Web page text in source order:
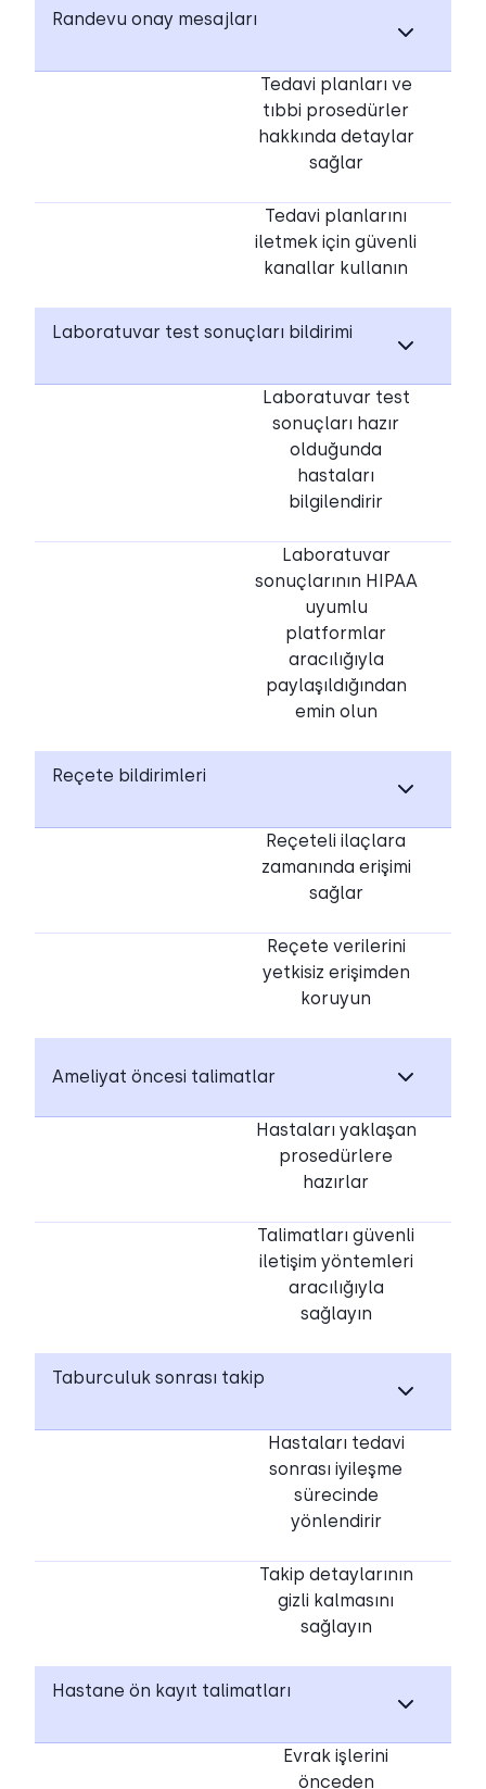
Randevu onay mesajları
Tedavi planları ve
tıbbi prosedürler
hakkında detaylar
sağlar
Tedavi planlarını
iletmek için güvenli
kanallar kullanın
Laboratuvar test sonuçları bildirimi
Laboratuvar test
sonuçları hazır
olduğunda
hastaları
bilgilendirir
Laboratuvar
sonuçlarının HIPAA
uyumlu
platformlar
aracılığıyla
paylaşıldığından
emin olun
Reçete bildirimleri
Reçeteli ilaçlara
zamanında erişimi
sağlar
Reçete verilerini
yetkisiz erişimden
koruyun
Ameliyat öncesi talimatlar
Hastaları yaklaşan
prosedürlere
hazırlar
Talimatları güvenli
iletişim yöntemleri
aracılığıyla
sağlayın
Taburculuk sonrası takip
Hastaları tedavi
sonrası iyileşme
sürecinde
yönlendirir
Takip detaylarının
gizli kalmasını
sağlayın
Hastane ön kayıt talimatları
Evrak işlerini
önceden